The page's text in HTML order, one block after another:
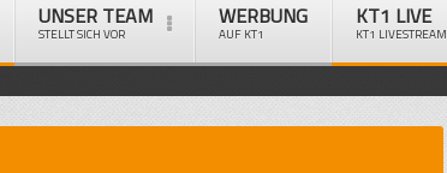
UNSER TEAM
STELLT SICH VOR
WERBUNG
AUF KT1
KT1 LIVE
KT1 LIVESTREAM